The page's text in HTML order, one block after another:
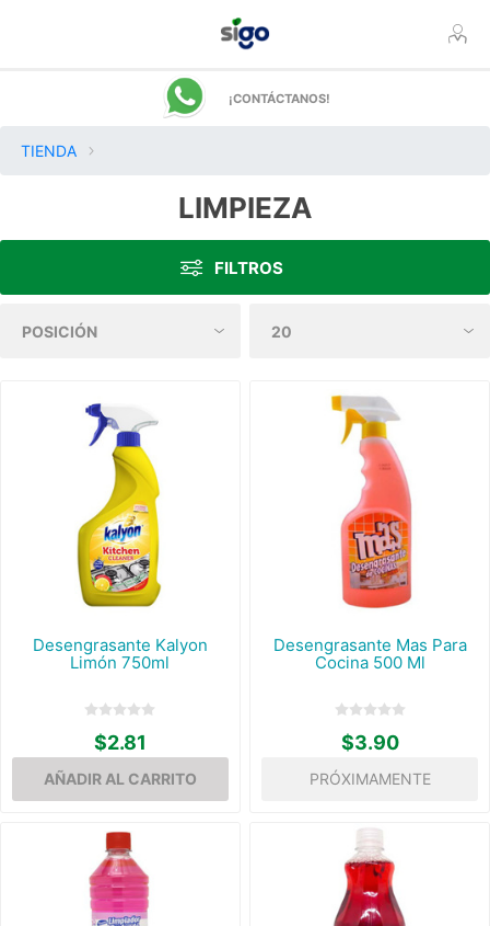
¡CONTÁCTANOS!
TIENDA
LIMPIEZA
FILTROS
Desengrasante Kalyon
Limón 750ml
$2.81
Desengrasante Mas Para
Cocina 500 Ml
$3.90
PRÓXIMAMENTE